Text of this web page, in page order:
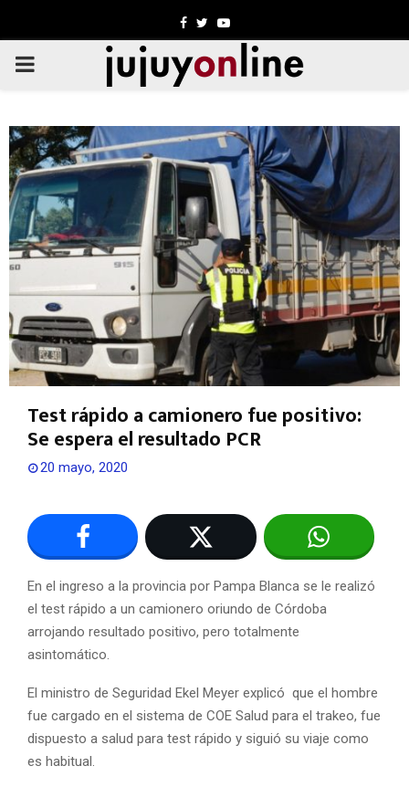
Facebook
TwitterYoutube
PRIMARY
Test rápido a camionero fue positivo:
Se espera el resultado PCR
20 mayo, 2020
En el ingreso a la provincia por Pampa Blanca se le realizó
el test rápido a un camionero oriundo de Córdoba
arrojando resultado positivo, pero totalmente
asintomático.
El ministro de Seguridad Ekel Meyer explicó que el hombre
fue cargado en el sistema de COE Salud para el trakeo, fue
dispuesto a salud para test rápido y siguió su viaje como
es habitual.